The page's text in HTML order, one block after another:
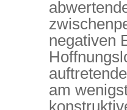
negativen
am